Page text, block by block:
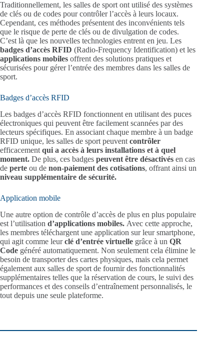
Traditionnellement, les salles de sport ont utilisé des systèmes
de clés ou de codes pour contrôler l’accès à leurs locaux.
Cependant, ces méthodes présentent des inconvénients tels
que le risque de perte de clés ou de divulgation de codes.
C’est là que les nouvelles technologies entrent en jeu. Les
badges d’accès RFID (Radio-Frequency Identification) et les
applications mobiles offrent des solutions pratiques et
sécurisées pour gérer l’entrée des membres dans les salles de
sport.
Badges d’accès RFID
Les badges d’accès RFID fonctionnent en utilisant des puces
électroniques qui peuvent être facilement scannées par des
lecteurs spécifiques. En associant chaque membre à un badge
RFID unique, les salles de sport peuvent contrôler
efficacement qui a accès à leurs installations et à quel
moment. De plus, ces badges peuvent être désactivés en cas
de perte ou de non-paiement des cotisations, offrant ainsi un
niveau supplémentaire de sécurité.
Application mobile
Une autre option de contrôle d’accès de plus en plus populaire
est l’utilisation d’applications mobiles. Avec cette approche,
les membres téléchargent une application sur leur smartphone,
qui agit comme leurclé d’entrée virtuelle grâce à un QR
Code généré automatiquement. Non seulement cela élimine le
besoin de transporter des cartes physiques, mais cela permet
également aux salles de sport de fournir des fonctionnalités
supplémentaires telles que la réservation de cours, le suivi des
performances et des conseils d’entraînement personnalisés, le
tout depuis une seule plateforme.